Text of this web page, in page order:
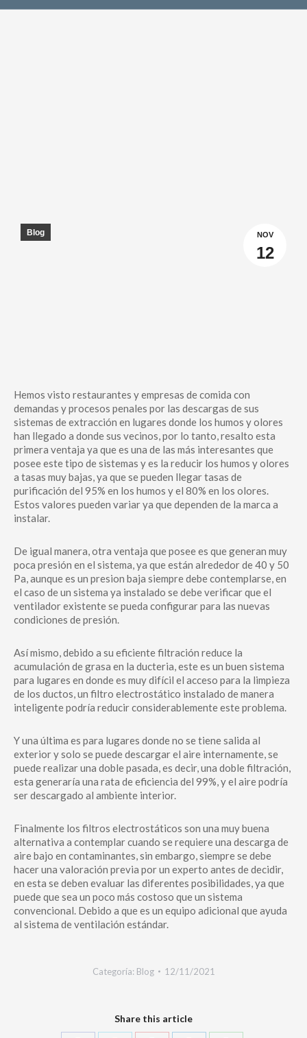
NOV
12
Blog
Hemos visto restaurantes y empresas de comida con
demandas y procesos penales por las descargas de sus
sistemas de extracción en lugares donde los humos y olores
han llegado a donde sus vecinos, por lo tanto, resalto esta
primera ventaja ya que es una de las más interesantes que
posee este tipo de sistemas y es la reducir los humos y olores
a tasas muy bajas, ya que se pueden llegar tasas de
purificación del 95% en los humos y el 80% en los olores.
Estos valores pueden variar ya que dependen de la marca a
instalar.
De igual manera, otra ventaja que posee es que generan muy
poca presión en el sistema, ya que están alrededor de 40 y 50
Pa, aunque es un presion baja siempre debe contemplarse, en
el caso de un sistema ya instalado se debe verificar que el
ventilador existente se pueda configurar para las nuevas
condiciones de presión.
Así mismo, debido a su eficiente filtración reduce la
acumulación de grasa en la ducteria, este es un buen sistema
para lugares en donde es muy difícil el acceso para la limpieza
de los ductos, un filtro electrostático instalado de manera
inteligente podría reducir considerablemente este problema.
Y una última es para lugares donde no se tiene salida al
exterior y solo se puede descargar el aire internamente, se
puede realizar una doble pasada, es decir, una doble filtración,
esta generaría una rata de eficiencia del 99%, y el aire podría
ser descargado al ambiente interior.
Finalmente los filtros electrostáticos son una muy buena
alternativa a contemplar cuando se requiere una descarga de
aire bajo en contaminantes, sin embargo, siempre se debe
hacer una valoración previa por un experto antes de decidir,
en esta se deben evaluar las diferentes posibilidades, ya que
puede que sea un poco más costoso que un sistema
convencional. Debido a que es un equipo adicional que ayuda
al sistema de ventilación estándar.
Categoría: Blog 12/11/2021
Share this article